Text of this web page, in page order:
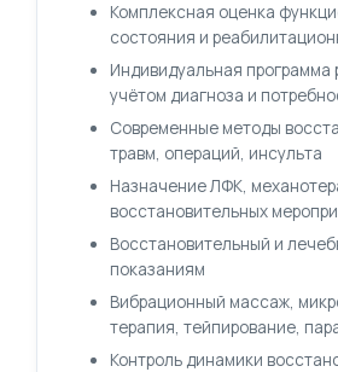
Комплексная оценка
состояния и
Индивидуальная программа
учётом диагноза и
Современные методы
травм, операций, инсульта
Назначение ЛФК,
восстановительных
Восстановительный и
показаниям
Вибрационный массаж,
терапия, тейпирование,
Контроль динамики